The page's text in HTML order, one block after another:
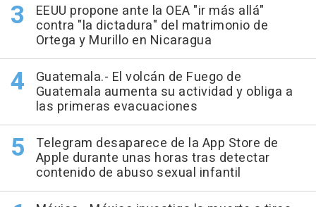
EEUU propone ante la OEA "ir más allá"
contra "la dictadura" del matrimonio de
Ortega y Murillo en Nicaragua
Guatemala.- El volcán de Fuego de
Guatemala aumenta su actividad y obliga a
las primeras evacuaciones
Telegram desaparece de la App Store de
Apple durante unas horas tras detectar
contenido de abuso sexual infantil